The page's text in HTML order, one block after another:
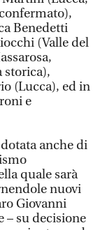
Benedetti
(Valle del
storica),
(Lucca), ed in
e
anche di
quale sarà
nuovi
Giovanni
– su decisione